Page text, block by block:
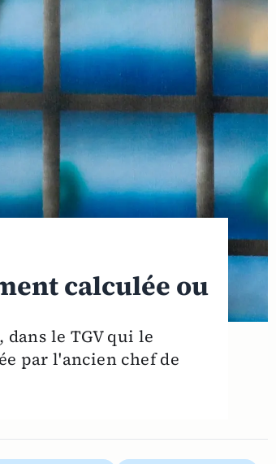
calculée ou
le TGV qui le
par l'ancien chef de